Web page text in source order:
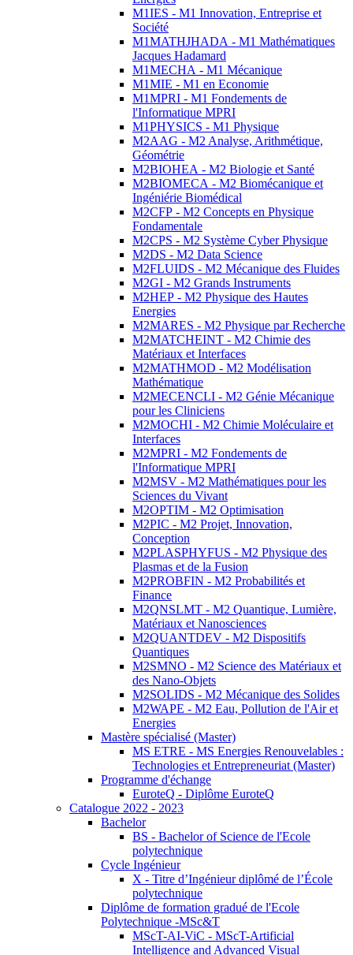
M1IES - M1 Innovation, Entreprise et
Société
M1MATHJHADA - M1 Mathématiques
Jacques Hadamard
M1MECHA - M1 Mécanique
M1MIE - M1 en Economie
M1MPRI - M1 Fondements de
l'Informatique MPRI
M1PHYSICS - M1 Physique
M2AAG - M2 Analyse, Arithmétique,
Géométrie
M2BIOHEA - M2 Biologie et Santé
M2BIOMECA - M2 Biomécanique et
Ingéniérie Biomédical
M2CFP - M2 Concepts en Physique
Fondamentale
M2CPS - M2 Système Cyber Physique
M2DS - M2 Data Science
M2FLUIDS - M2 Mécanique des Fluides
M2GI - M2 Grands Instruments
M2HEP - M2 Physique des Hautes
Energies
M2MARES - M2 Physique par Recherche
M2MATCHEINT - M2 Chimie des
Matériaux et Interfaces
M2MATHMOD - M2 Modélisation
Mathématique
M2MECENCLI - M2 Génie Mécanique
pour les Cliniciens
M2MOCHI - M2 Chimie Moléculaire et
Interfaces
M2MPRI - M2 Fondements de
l'Informatique MPRI
M2MSV - M2 Mathématiques pour les
Sciences du Vivant
M2OPTIM - M2 Optimisation
M2PIC - M2 Projet, Innovation,
Conception
M2PLASPHYFUS - M2 Physique des
Plasmas et de la Fusion
M2PROBFIN - M2 Probabilités et
Finance
M2QNSLMT - M2 Quantique, Lumière,
Matériaux et Nanosciences
M2QUANTDEV - M2 Dispositifs
Quantiques
M2SMNO - M2 Science des Matériaux et
des Nano-Objets
M2SOLIDS - M2 Mécanique des Solides
M2WAPE - M2 Eau, Pollution de l'Air et
Energies
Mastère spécialisé (Master)
MS ETRE - MS Energies Renouvelables :
Technologies et Entrepreneuriat (Master)
Programme d'échange
EuroteQ - Diplôme EuroteQ
Catalogue 2022 - 2023
Bachelor
BS - Bachelor of Science de l'Ecole
polytechnique
Cycle Ingénieur
X - Titre d’Ingénieur diplômé de l’École
polytechnique
Diplôme de formation gradué de l'Ecole
Polytechnique -MSc&T
MScT-AI-ViC - MScT-Artificial
Intelligence and Advanced Visual